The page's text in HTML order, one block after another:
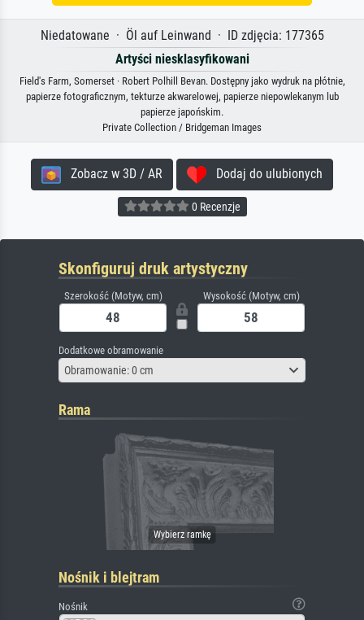
Niedatowane · Öl auf Leinwand · ID zdjęcia: 177365
Artyści niesklasyfikowani
Field's Farm, Somerset · Robert Polhill Bevan. Dostępny jako wydruk na płótnie,
papierze fotograficznym, tekturze akwarelowej, papierze niepowlekanym lub
papierze japońskim.
Private Collection / Bridgeman Images
Zobacz w 3D / AR Dodaj do ulubionych
0 Recenzje
Skonfiguruj druk artystyczny
Szerokość (Motyw, cm) Wysokość (Motyw, cm)
Dodatkowe obramowanie
Obramowanie: 0 cm
Rama
Nośnik i blejtram
Nośnik